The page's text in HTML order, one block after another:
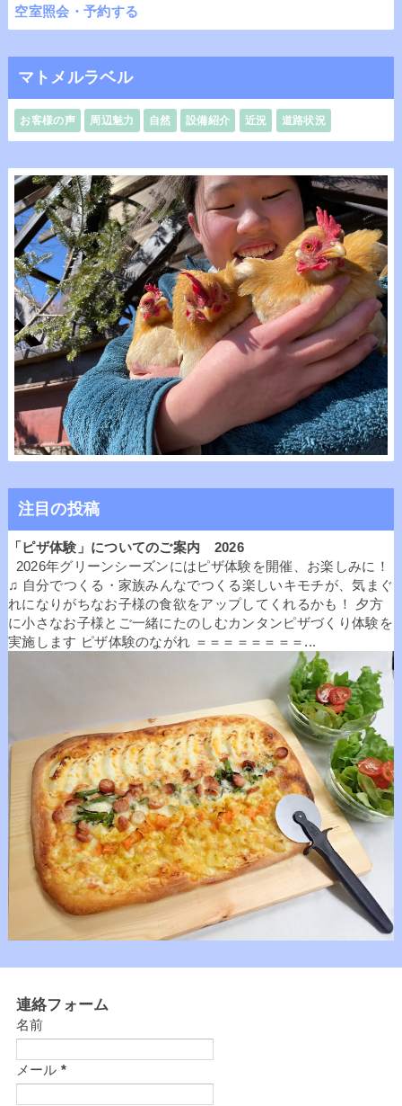
空室照会・予約する
マトメルラベル
お客様の声 周辺魅力 自然 設備紹介 近況 道路状況
注目の投稿
「ピザ体験」についてのご案内 2026
2026年グリーンシーズンにはピザ体験を開催、お楽しみに！
♫ 自分でつくる・家族みんなでつくる楽しいキモチが、気まぐ
れになりがちなお子様の食欲をアップしてくれるかも！ 夕方
に小さなお子様とご一緒にたのしむカンタンピザづくり体験を
実施します ピザ体験のながれ ＝＝＝＝＝＝＝＝...
連絡フォーム
名前
メール *